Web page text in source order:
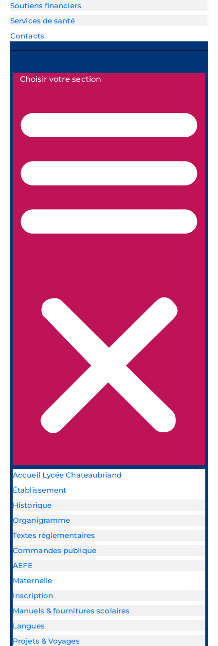
Soutiens financiers
Services de santé
Contacts
Choisir votre section
Accueil Lycée Chateaubriand
Établissement
Historique
Organigramme
Textes réglementaires
Commandes publique
AEFE
Maternelle
Inscription
Manuels & fournitures scolaires
Langues
Projets & Voyages